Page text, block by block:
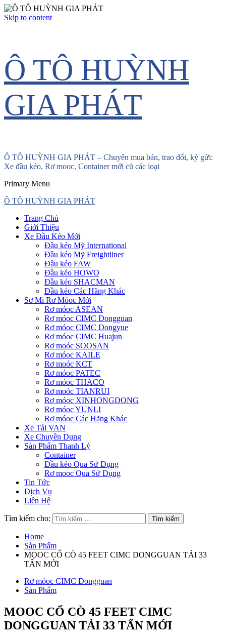
Skip to content
Ô TÔ HUỲNH
GIA PHÁT
Ô TÔ HUỲNH GIA PHÁT – Chuyên mua bán, trao đổi, ký gửi:
Xe đầu kéo, Rơ mooc, Container mới cũ các loại
Primary Menu
Ô TÔ HUỲNH GIA PHÁT
Trang Chủ
Giới Thiệu
Xe Đầu Kéo Mới
Đầu kéo Mỹ International
Đầu kéo Mỹ Freightliner
Đầu kéo FAW
Đầu kéo HOWO
Đầu kéo SHACMAN
Đầu kéo Các Hãng Khác
Sơ Mi Rơ Móoc Mới
Rơ móoc ASEAN
Rơ móoc CIMC Dongguan
Rơ móoc CIMC Dongyue
Rơ móoc CIMC Huajun
Rơ moóc SOOSAN
Rơ móoc KAILE
Rơ moóc KCT
Rơ móoc PATEC
Rơ móoc THACO
Rơ moóc TIANRUI
Rơ móoc XINHONGDONG
Rơ móoc YUNLI
Rơ móoc Các Hãng Khác
Xe Tải VAN
Xe Chuyên Dụng
Sản Phẩm Thanh Lý
Container
Đầu kéo Qua Sử Dụng
Rơ mooc Qua Sử Dụng
Tin Tức
Dịch Vụ
Liên Hệ
Tìm kiếm cho:
Home
Sản Phẩm
MOOC CỔ CÒ 45 FEET CIMC DONGGUAN TẢI 33
TẤN MỚI
Rơ móoc CIMC Dongguan
Sản Phẩm
MOOC CỔ CÒ 45 FEET CIMC
DONGGUAN TẢI 33 TẤN MỚI